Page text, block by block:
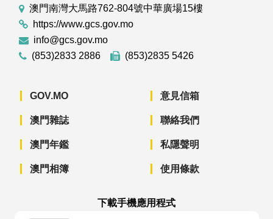
澳門南灣大馬路762-804號中華廣場15樓
https://www.gcs.gov.mo
info@gcs.gov.mo
(853)2833 2886
(853)2835 5426
GOV.MO
澳門雜誌
澳門年鑑
澳門相簿
意見信箱
聯絡我們
私隱聲明
使用條款
下載手機應用程式